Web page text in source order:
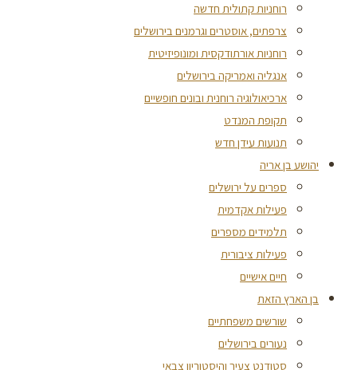
רוחניות קתולית חדשה
צרפתים, אוסטרים וגרמנים בירושלים
רוחניות אורתודקסית ומונופיזיטית
אנגליה ואמריקה בירושלים
ארכיאולוגיה רוחנית ובונים חופשיים
תקופת המנדט
תנועות עידן חדש
יהושע בן אריה
ספרים על ירושלים
פעילות אקדמית
תלמידים מספרים
פעילות ציבורית
חיים אישיים
בן הארץ הזאת
שורשים משפחתיים
נעורים בירושלים
סטודנט צעיר והיסטוריון צבאי